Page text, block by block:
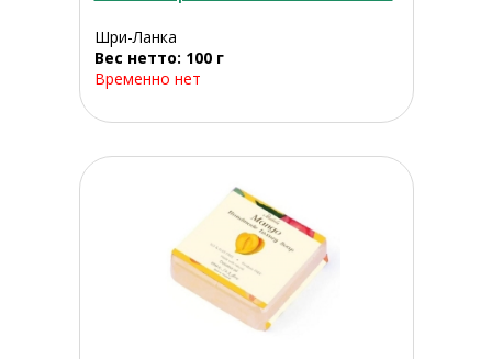
Шри-Ланка
Вес нетто: 100 г
Временно нет